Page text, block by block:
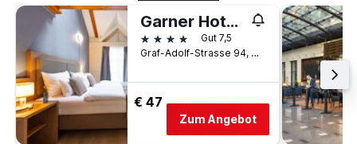
Y-
Achse,
den
durchschnittlichen
Zimmerpreis
anzeigt
Garner Hotel Dusseldorf - Main Station by IHG
4 Sterne
Gut 7,5
Graf-Adolf-Strasse 94, Düsseldorf, Nordrhein-Westfalen, Deutschland
€ 47
Zum Angebot